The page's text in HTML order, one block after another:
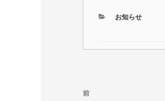
カ
お知らせ
投
前
前